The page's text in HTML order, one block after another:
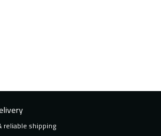
reliable shipping